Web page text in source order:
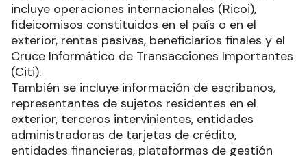
incluye operaciones internacionales (Ricoi),
fideicomisos constituidos en el país o en el
exterior, rentas pasivas, beneficiarios finales y el
Cruce Informático de Transacciones Importantes
(Citi).
También se incluye información de escribanos,
representantes de sujetos residentes en el
exterior, terceros intervinientes, entidades
administradoras de tarjetas de crédito,
entidades financieras, plataformas de gestión